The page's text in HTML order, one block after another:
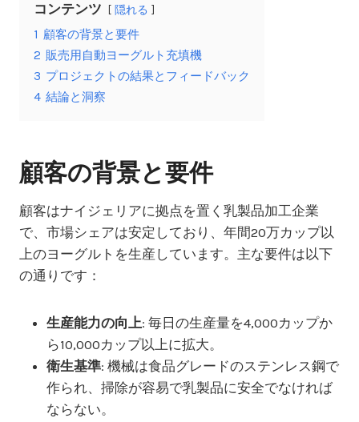
コンテンツ 隠れる
1 顧客の背景と要件
2 販売用自動ヨーグルト充填機
3 プロジェクトの結果とフィードバック
4 結論と洞察
顧客の背景と要件
顧客はナイジェリアに拠点を置く乳製品加工企業
で、市場シェアは安定しており、年間20万カップ以
上のヨーグルトを生産しています。主な要件は以下
の通りです：
生産能力の向上: 毎日の生産量を4,000カップか
ら10,000カップ以上に拡大。
衛生基準: 機械は食品グレードのステンレス鋼で
作られ、掃除が容易で乳製品に安全でなければ
ならない。